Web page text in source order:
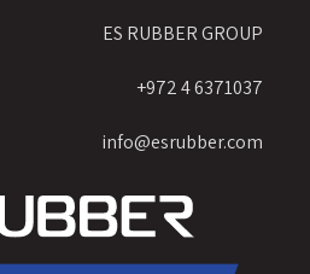
ES RUBBER GROUP
6371037 4 972+
info@esrubber.com